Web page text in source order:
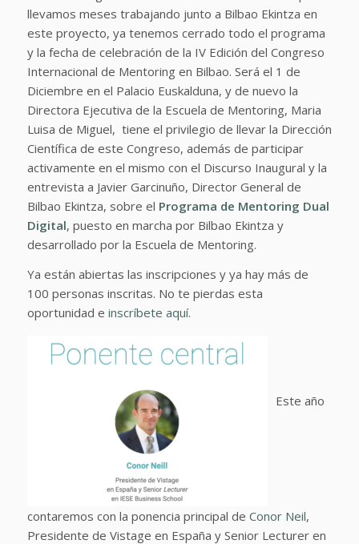
llevamos meses trabajando junto a Bilbao Ekintza en
este proyecto, ya tenemos cerrado todo el programa
y la fecha de celebración de la IV Edición del Congreso
Internacional de Mentoring en Bilbao. Será el 1 de
Diciembre en el Palacio Euskalduna, y de nuevo la
Directora Ejecutiva de la Escuela de Mentoring, Maria
Luisa de Miguel, tiene el privilegio de llevar la Dirección
Científica de este Congreso, además de participar
activamente en el mismo con el Discurso Inaugural y la
entrevista a Javier Garcinuño, Director General de
Bilbao Ekintza, sobre el Programa de Mentoring Dual
Digital, puesto en marcha por Bilbao Ekintza y
desarrollado por la Escuela de Mentoring.
Ya están abiertas las inscripciones y ya hay más de
100 personas inscritas. No te pierdas esta
oportunidad e inscríbete aquí.
Este año
contaremos con la ponencia principal de Conor Neil,
Presidente de Vistage en España y Senior Lecturer en